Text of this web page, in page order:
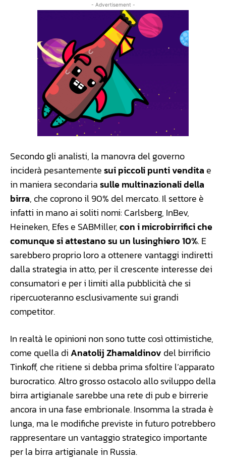
- Advertisement -
Secondo gli analisti, la manovra del governo
inciderà pesantementesui piccoli punti vendita e
in maniera secondariasulle multinazionali della
birra, che coprono il 90% del mercato. Il settore è
infatti in mano ai soliti nomi: Carlsberg, InBev,
Heineken, Efes e SABMiller,con i microbirrifici che
comunque si attestano su un lusinghiero 10%. E
sarebbero proprio loro a ottenere vantaggi indiretti
dalla strategia in atto, per il crescente interesse dei
consumatori e per i limiti alla pubblicità che si
ripercuoteranno esclusivamente sui grandi
competitor.
In realtà le opinioni non sono tutte così ottimistiche,
come quella diAnatolij Zhamaldinov del birrificio
Tinkoff, che ritiene si debba prima sfoltire l’apparato
burocratico. Altro grosso ostacolo allo sviluppo della
birra artigianale sarebbe una rete di pub e birrerie
ancora in una fase embrionale. Insomma la strada è
lunga, ma le modifiche previste in futuro potrebbero
rappresentare un vantaggio strategico importante
per la birra artigianale in Russia.